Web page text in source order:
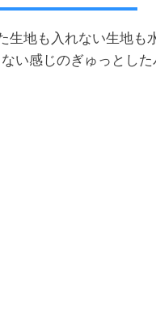
生地も入れない生地
い感じのぎゅっとし